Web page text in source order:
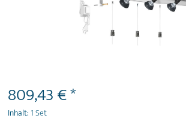
809,43 € *
Inhalt:1 Set